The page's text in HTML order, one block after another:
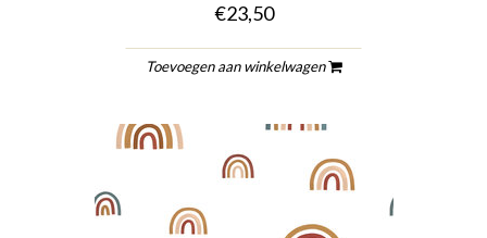
€23,50
Toevoegen aan winkelwagen